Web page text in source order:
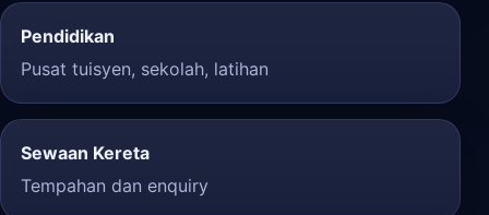
Pendidikan
Pusat tuisyen, sekolah, latihan
Sewaan Kereta
Tempahan dan enquiry